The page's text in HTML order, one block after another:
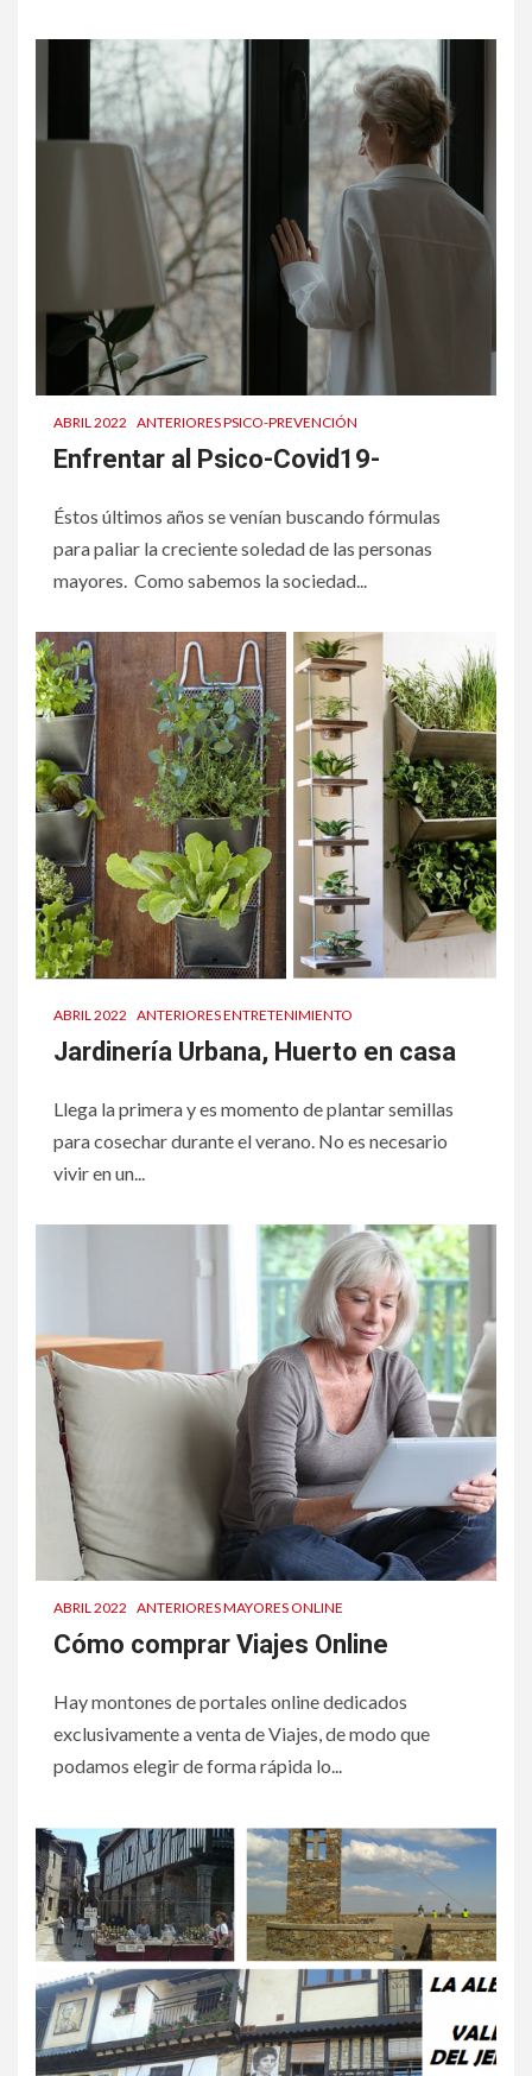
ABRIL 2022 ANTERIORES PSICO-PREVENCIÓN
Enfrentar al Psico-Covid19-
Éstos últimos años se venían buscando fórmulas
para paliar la creciente soledad de las personas
mayores. Como sabemos la sociedad...
ABRIL 2022 ANTERIORES ENTRETENIMIENTO
Jardinería Urbana, Huerto en casa
Llega la primera y es momento de plantar semillas
para cosechar durante el verano. No es necesario
vivir en un...
ABRIL 2022 ANTERIORES MAYORES ONLINE
Cómo comprar Viajes Online
Hay montones de portales online dedicados
exclusivamente a venta de Viajes, de modo que
podamos elegir de forma rápida lo...